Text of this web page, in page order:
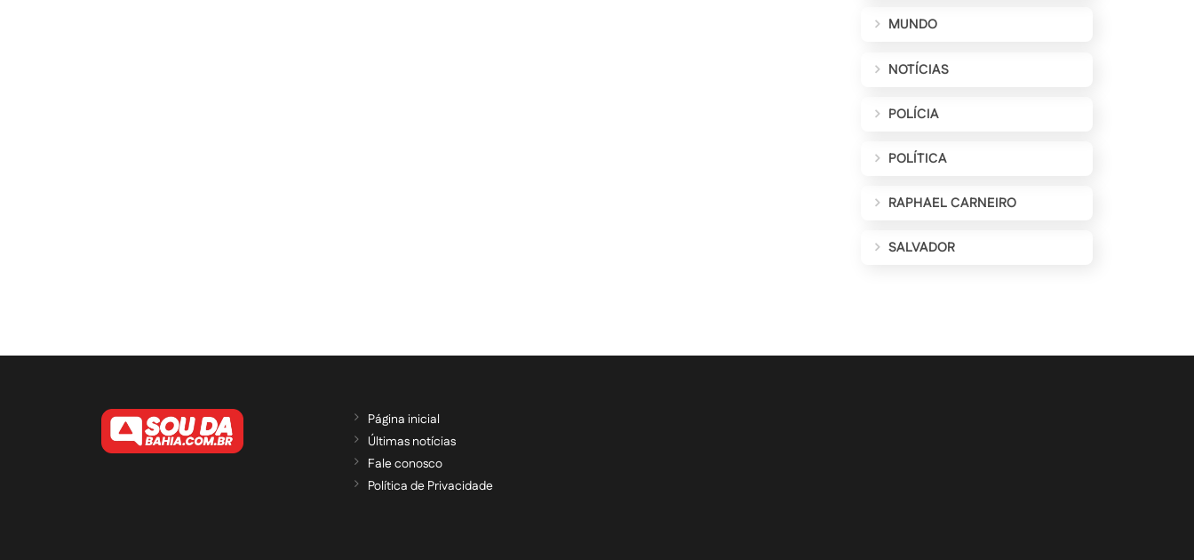
MUNDO
NOTÍCIAS
POLÍCIA
POLÍTICA
RAPHAEL CARNEIRO
SALVADOR
Página inicial
Últimas notícias
Fale conosco
Política de Privacidade